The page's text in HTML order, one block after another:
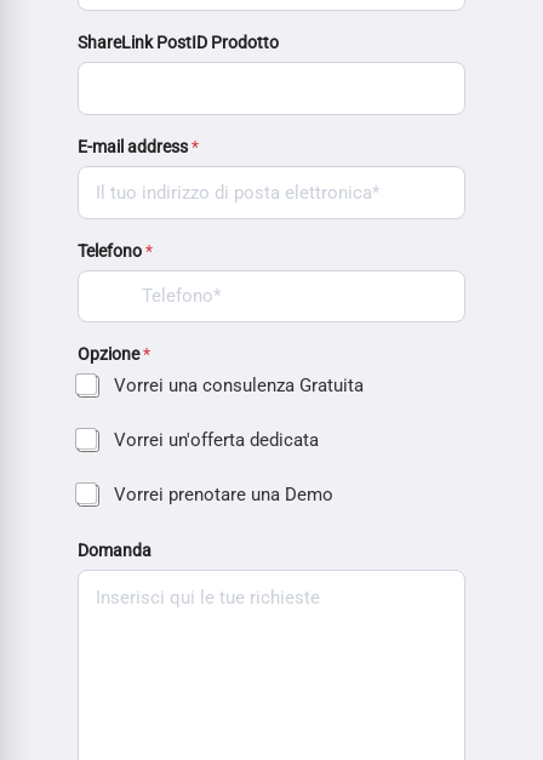
ShareLink PostID Prodotto
E-mail address*
Telefono*
Opzione*
Vorrei una consulenza Gratuita
Vorrei un'offerta dedicata
Vorrei prenotare una Demo
Domanda